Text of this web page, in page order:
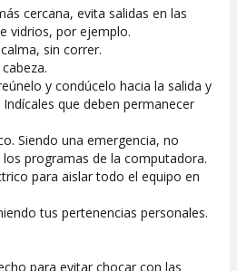
cercana, evita salidas en las
vidrios, por ejemplo.
sin correr.
y condúcelo hacia la salida y
que deben permanecer
Siendo una emergencia, no
programas de la computadora.
para aislar todo el equipo en
tus pertenencias personales.
para evitar chocar con las